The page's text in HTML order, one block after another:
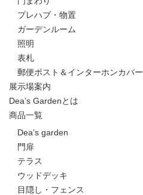
プレハブ・物置
ガーデンルーム
照明
表札
郵便ポスト＆インターホンカバー
展示場案内
Dea’s Gardenとは
商品一覧
Dea’s garden
門扉
テラス
ウッドデッキ
目隠し・フェンス